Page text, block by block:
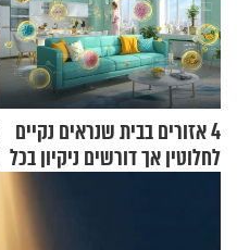
4 אזורים בבית שנראים נקיים
לחלוטין אך דורשים ניקיון בכל